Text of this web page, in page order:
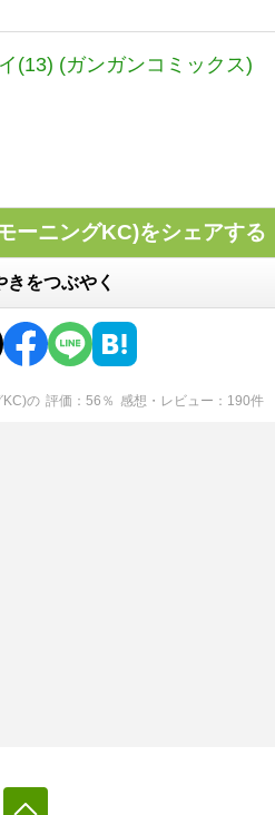
(13) (ガンガンコミックス)
ーニングKC)をシェアする
きをつぶやく
KC)の 評価 56 ％ 感想・レビュー 190件